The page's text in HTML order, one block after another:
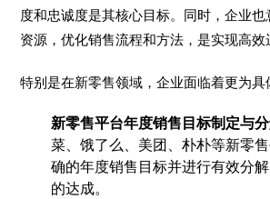
度和忠诚度是其核心目标。同时，企业
资源，优化销售流程和方法，是实现高效
特别是在新零售领域，企业面临着更为具
新零售平台年度销售目标制定与分
菜、饿了么、美团、朴朴等新零
确的年度销售目标并进行有效分
的达成。